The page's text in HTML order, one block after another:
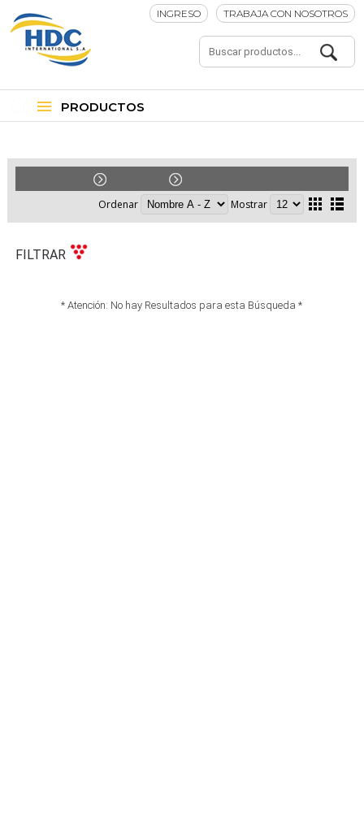
INGRESO TRABAJA CON NOSOTROS
PRODUCTOS
Ordenar Mostrar
FILTRAR
* Atención: No hay Resultados para esta Búsqueda *